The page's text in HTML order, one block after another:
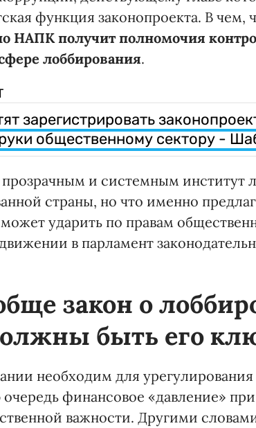
функция законопроекта. В чем,
НАПК получитполномочия
лоббирования.
зарегистрировать
общественному сектору -
прозрачным и системным институт
страны, но что именно
ударить по правам
в парламент
закон о
быть его
необходим для
финансовое «давление»
важности. Другими